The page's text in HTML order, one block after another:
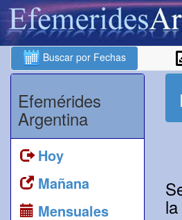
Buscar por Fechas
Efemérides
Argentina
Hoy
Mañana
Mensuales